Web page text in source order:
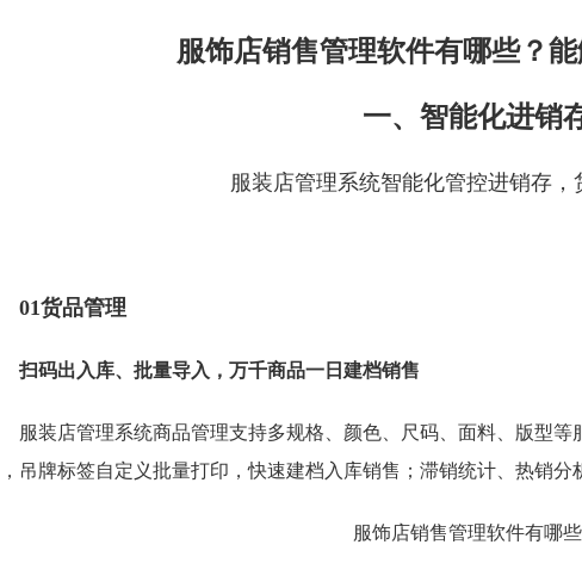
服饰店销售管理软件有哪些？
一、智能化进销
服装店管理系统智能化管控进销存，
01货品管理
扫码出入库、批量导入，万千商品一日建档销售
服装店管理系统商品管理支持多规格、颜色、尺码、面料、版型
吊牌标签自定义批量打印，快速建档入库销售；滞销统计、热销分